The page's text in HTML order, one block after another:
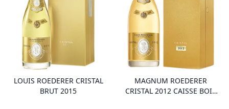
LOUIS ROEDERER CRISTAL
BRUT 2015
product variant items in cart, view
MAGNUM ROEDERER
CRISTAL 2012 CAISSE BOIS